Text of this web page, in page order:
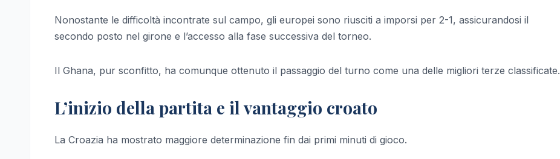
Nonostante le difficoltà incontrate sul campo, gli europei sono riusciti a imporsi per 2-1, assicurandosi il
secondo posto nel girone e l’accesso alla fase successiva del torneo.
Il Ghana, pur sconfitto, ha comunque ottenuto il passaggio del turno come una delle migliori terze classificate.
L’inizio della partita e il vantaggio croato
La Croazia ha mostrato maggiore determinazione fin dai primi minuti di gioco.